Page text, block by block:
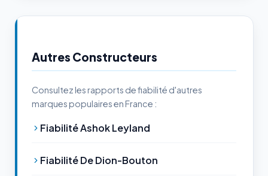
Autres Constructeurs
Consultez les rapports de fiabilité d'autres
marques populaires en France :
Fiabilité Ashok Leyland
Fiabilité De Dion-Bouton